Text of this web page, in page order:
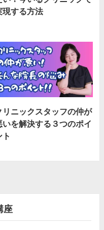
現する方法
リニックスタッフの仲が
いを解決する３つのポイ
ト
座